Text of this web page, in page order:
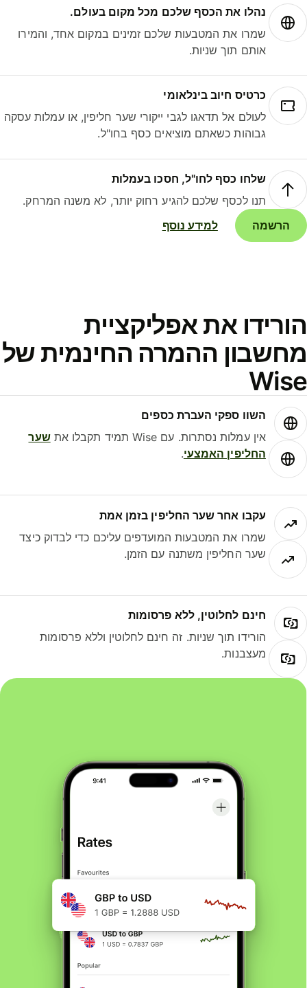
נהלו את הכסף שלכם מכל מקום בעולם.
שמרו את המטבעות שלכם זמינים במקום אחד, והמירו
אותם תוך שניות.
כרטיס חיוב בינלאומי
לעולם אל תדאגו לגבי ייקורי שער חליפין, או עמלות עסקה
גבוהות כשאתם מוציאים כסף בחו"ל.
שלחו כסף לחו"ל, חסכו בעמלות
תנו לכסף שלכם להגיע רחוק יותר, לא משנה המרחק.
הרשמה
למידע נוסף
את אפליקציית
ההמרה החינמית של
השוו ספקי העברת כספים
אין עמלות נסתרות. עם Wise תמיד תקבלו את
שער
החליפין האמצעי.
עקבו אחר שער החליפין בזמן אמת
שמרו את המטבעות המועדפים עליכם כדי לבדוק כיצד
שער החליפין משתנה עם הזמן.
חינם לחלוטין, ללא פרסומות
הורידו תוך שניות. זה חינם לחלוטין וללא פרסומות
מעצבנות.